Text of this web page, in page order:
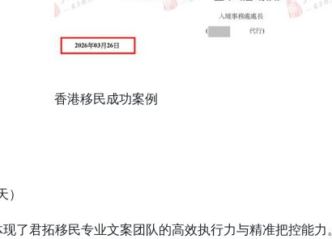
香港移民成功案例
现了君拓移民专业文案团队的高效执行力与精准把控能力。